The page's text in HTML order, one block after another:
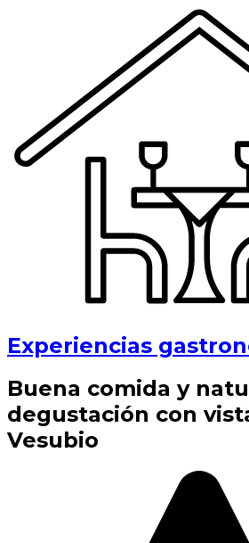
Experiencias
Buena comida y
degustación con
Vesubio